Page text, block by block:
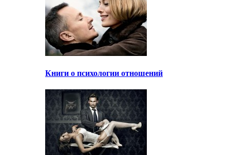
Книги о психологии отношений